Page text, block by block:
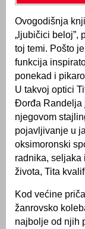
Ovogodišnja
„ljubičici beloj”,
toj temi. Pošto
funkcija
ponekad i
U takvoj optici
Đorđa Randelja
njegovom
pojavljivanje u
oksimoronski
radnika,
života, Tita
Kod većine
žanrovsko
najbolje od njih